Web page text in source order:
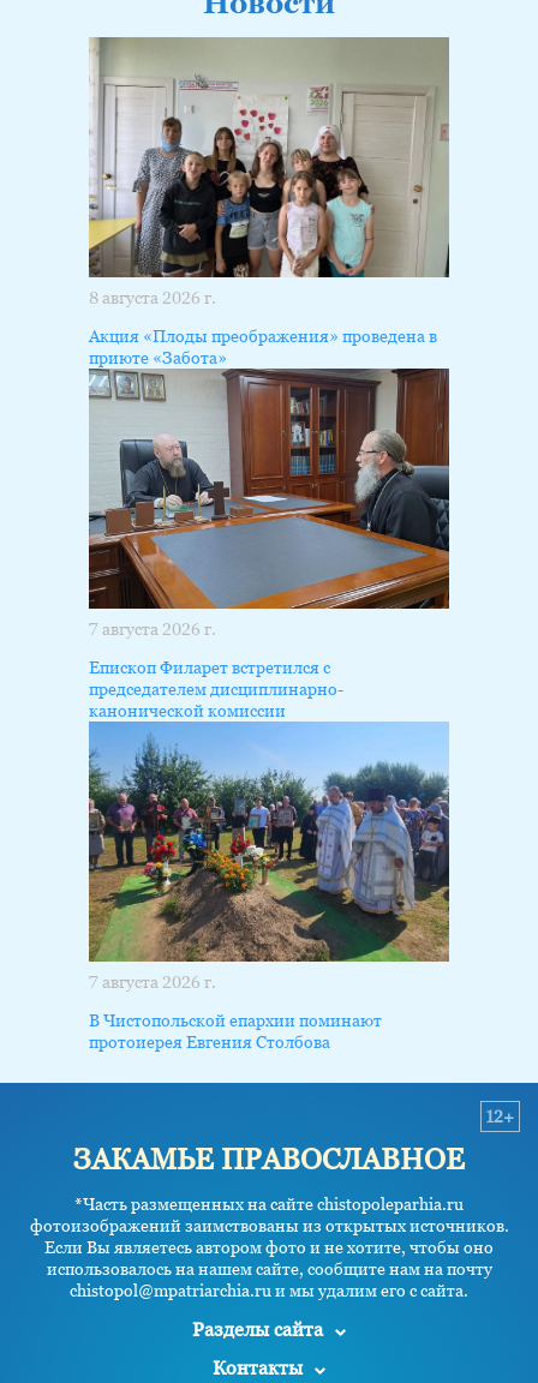
8 августа 2026 г.
Акция «Плоды преображения» проведена в
приюте «Забота»
7 августа 2026 г.
Епископ Филарет встретился с
председателем дисциплинарно-
канонической комиссии
7 августа 2026 г.
В Чистопольской епархии поминают
протоиерея Евгения Столбова
ЗАКАМЬЕ ПРАВОСЛАВНОЕ
*Часть размещенных на сайте chistopoleparhia.ru
фотоизображений заимствованы из открытых источников.
Если Вы являетесь автором фото и не хотите, чтобы оно
использовалось на нашем сайте, сообщите нам на почту
chistopol@mpatriarchia.ru и мы удалим его с сайта.
12+
Разделы сайта
Контакты